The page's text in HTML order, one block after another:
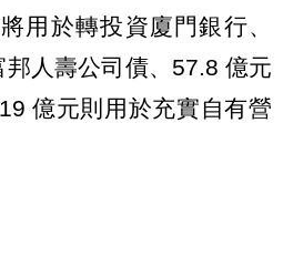
用於轉投資廈門銀行、
人壽公司債、57.8 億元
億元則用於充實自有營